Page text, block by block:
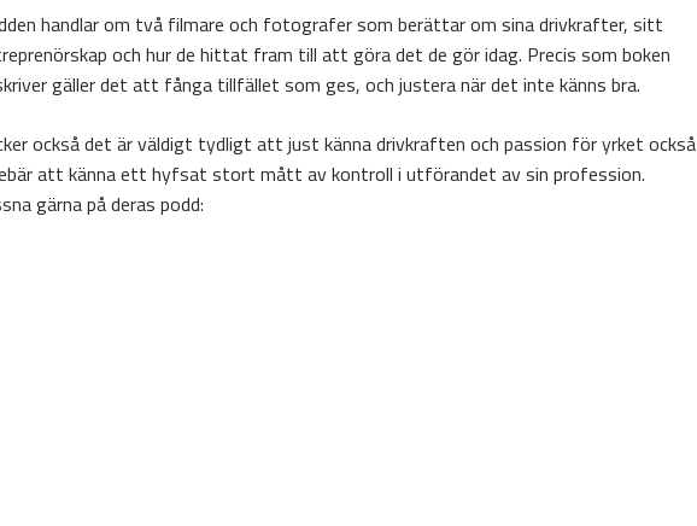
handlar om två filmare och fotografer som berättar om sina drivkrafter, sitt
och hur de hittat fram till att göra det de gör idag. Precis som boken
gäller det att fånga tillfället som ges, och justera när det inte känns bra.
också det är väldigt tydligt att just känna drivkraften och passion för yrket också
att känna ett hyfsat stort mått av kontroll i utförandet av sin profession.
gärna på deras podd: